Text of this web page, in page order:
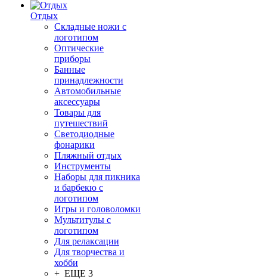
Отдых
Складные ножи с
логотипом
Оптические
приборы
Банные
принадлежности
Автомобильные
аксессуары
Товары для
путешествий
Светодиодные
фонарики
Пляжный отдых
Инструменты
Наборы для пикника
и барбекю с
логотипом
Игры и головоломки
Мультитулы с
логотипом
Для релаксации
Для творчества и
хобби
+ ЕЩЕ 3